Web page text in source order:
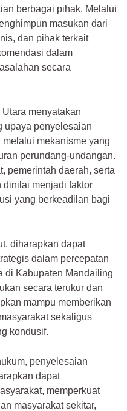
berbagai pihak. Melalui
masukan dari
dan pihak terkait
dalam
secara
menyatakan
upaya penyelesaian
mekanisme yang
perundang-undangan.
pemerintah daerah, serta
dinilai menjadi faktor
yang berkeadilan bagi
diharapkan dapat
dalam percepatan
di Kabupaten Mandailing
secara terukur dan
mampu memberikan
sekaligus
kondusif.
penyelesaian
dapat
memperkuat
masyarakat sekitar,